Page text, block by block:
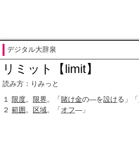
デジタル大辞泉
リミット【limit】
読み方：りみっと
１
限度。 限界。「賭け金の―を設ける」「
２ 範囲 。 区域。「オフ―」